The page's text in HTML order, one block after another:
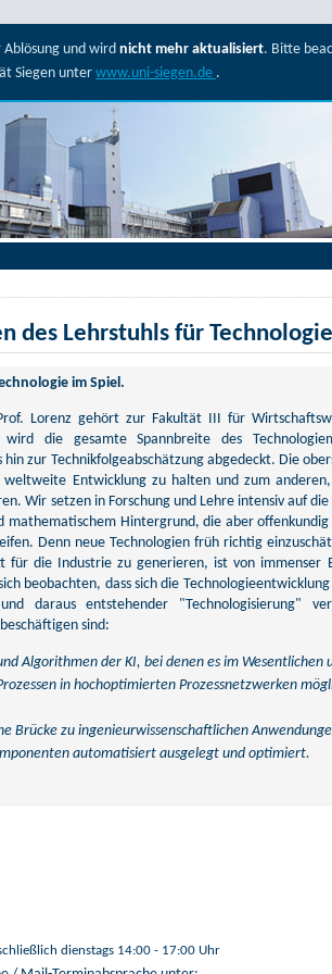
Ablösung und wirdnicht mehr aktualisiert. Bitte
Siegen unter www.uni-siegen.de .
des Lehrstuhls für
im Spiel.
Lorenz gehört zur Fakultät III für
die gesamte Spannbreite des
zur Technikfolgeabschätzung abgedeckt. Die
Entwicklung zu halten und zum
Wir setzen in Forschung und Lehre intensiv auf
mathematischem Hintergrund, die aber
Denn neue Technologien früh richtig
für die Industrie zu generieren, ist von immenser
beobachten, dass sich die
daraus entstehender "Technologisierung"
sind:
Algorithmen der KI, bei denen es im Wesentlichen
in hochoptimierten Prozessnetzwerken
Brücke zu ingenieurwissenschaftlichen
automatisiert ausgelegt und optimiert.
dienstags 14:00 - 17:00 Uhr